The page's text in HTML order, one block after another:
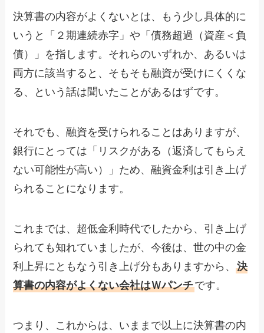
決算書の内容がよくないとは、もう少し具体的に
いうと「２期連続赤字」や「債務超過（資産＜負
債）」を指します。それらのいずれか、あるいは
両方に該当すると、そもそも融資が受けにくくな
る、という話は聞いたことがあるはずです。
それでも、融資を受けられることはありますが、
銀行にとっては「リスクがある（返済してもらえ
ない可能性が高い）」ため、融資金利は引き上げ
られることになります。
これまでは、超低金利時代でしたから、引き上げ
られても知れていましたが、今後は、世の中の金
利上昇にともなう引き上げ分もありますから、決
算書の内容がよくない会社はＷパンチです。
つまり、これからは、いままで以上に決算書の内